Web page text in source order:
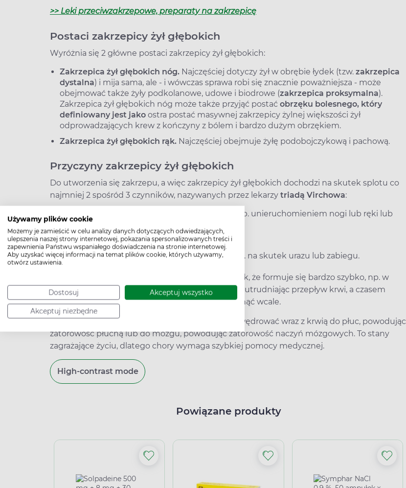
Używamy plików cookie
Możemy je zamieścić w celu analizy danych dotyczących odwiedzających,
ulepszenia naszej strony internetowej, pokazania spersonalizowanych treści i
zapewnienia Państwu wspaniałego doświadczenia na stronie internetowej.
Aby uzyskać więcej informacji na temat plików cookie, których używamy,
otwórz ustawienia.
Dostosuj Akceptuj wszystko
Akceptuj niezbędne
>> Leki przeciwzakrzepowe, preparaty na zakrzepicę
Postaci zakrzepicy żył głębokich
Wyróżnia się 2 główne postaci zakrzepicy żył głębokich:
Zakrzepica żył głębokich nóg. Najczęściej dotyczy żył w obrębie łydek (tzw. zakrzepica
dystalna) i mija sama, ale ­- i wówczas sprawa robi się znacznie poważniejsza - może
obejmować także żyły podkolanowe, udowe i biodrowe (zakrzepica proksymalna).
Zakrzepica żył głębokich nóg może także przyjąć postać obrzęku bolesnego, który
definiowany jest jako ostra postać masywnej zakrzepicy żylnej większości żył
odprowadzających krew z kończyny z bólem i bardzo dużym obrzękiem.
Zakrzepica żył głębokich rąk. Najczęściej obejmuje żyłę podobojczykową i pachową.
Przyczyny zakrzepicy żył głębokich
Do utworzenia się zakrzepu, a więc zakrzepicy żył głębokich dochodzi na skutek splotu co
najmniej 2 spośród 3 czynników, nazywanych przez lekarzy triadą Virchowa:
spowolnienie przepływu krwi, spowodowane np. unieruchomieniem nogi lub ręki lub
uciskiem na żyły,
nadmierna krzepliwość krwi,
uszkodzenie ściany naczynia krwionośnego, np. na skutek urazu lub zabiegu.
Zakrzep może tworzyć się długo, ale zdarza się i tak, że formuje się bardzo szybko, np. w
ciągu godziny. Czasem jedynie zwęża światło żyły, utrudniając przepływ krwi, a czasem
całkowicie je zamyka, przez co krew nie może płynąć wcale.
Fragment zakrzepu może się także oderwać i powędrować wraz z krwią do płuc, powodując
zatorowość płucną lub do mózgu, powodując zatorowość naczyń mózgowych. To stany
zagrażające życiu, dlatego chory wymaga szybkiej pomocy medycznej.
High-contrast mode
Powiązane produkty